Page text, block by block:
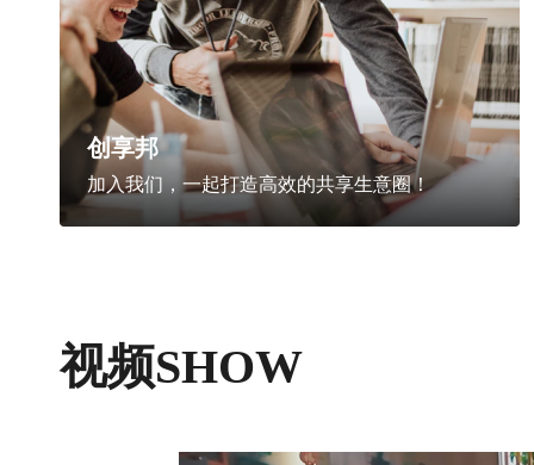
创享邦
加入我们，一起打造高效的共享生意圈！
视频SHOW